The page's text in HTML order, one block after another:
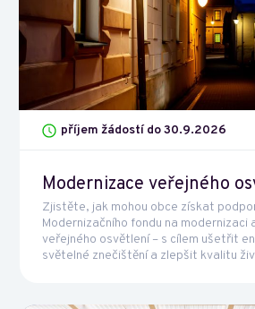
příjem žádostí do 30.9.2026
Modernizace veřejného
Zjistěte, jak mohou obce získat
Modernizačního fondu na modernizaci
veřejného osvětlení – s cílem ušetřit
světelné znečištění a zlepšit kvalitu